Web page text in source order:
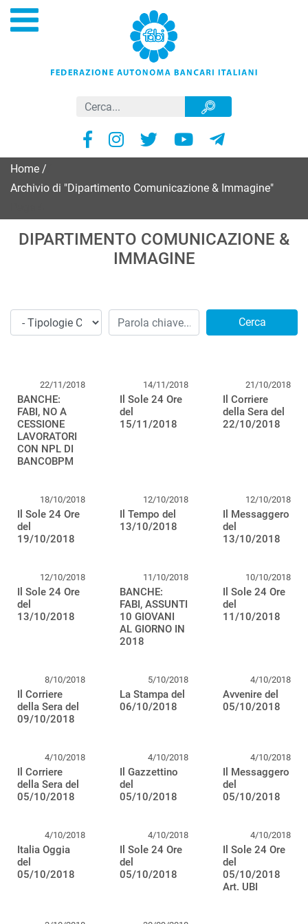
Home
Archivio di "Dipartimento Comunicazione & Immagine"
DIPARTIMENTO COMUNICAZIONE &
IMMAGINE
Cerca
22/11/2018
BANCHE:
FABI, NO A
CESSIONE
LAVORATORI
CON NPL DI
BANCOBPM
14/11/2018
Il Sole 24 Ore
del
15/11/2018
21/10/2018
Il Corriere
della Sera del
22/10/2018
18/10/2018
Il Sole 24 Ore
del
19/10/2018
12/10/2018
Il Tempo del
13/10/2018
12/10/2018
Il Messaggero
del
13/10/2018
12/10/2018
Il Sole 24 Ore
del
13/10/2018
11/10/2018
BANCHE:
FABI, ASSUNTI
10 GIOVANI
AL GIORNO IN
2018
10/10/2018
Il Sole 24 Ore
del
11/10/2018
8/10/2018
Il Corriere
della Sera del
09/10/2018
5/10/2018
La Stampa del
06/10/2018
4/10/2018
Avvenire del
05/10/2018
4/10/2018
Il Corriere
della Sera del
05/10/2018
4/10/2018
Il Gazzettino
del
05/10/2018
4/10/2018
Il Messaggero
del
05/10/2018
4/10/2018
Italia Oggia
del
05/10/2018
4/10/2018
Il Sole 24 Ore
del
05/10/2018
4/10/2018
Il Sole 24 Ore
del
05/10/2018
Art. UBI